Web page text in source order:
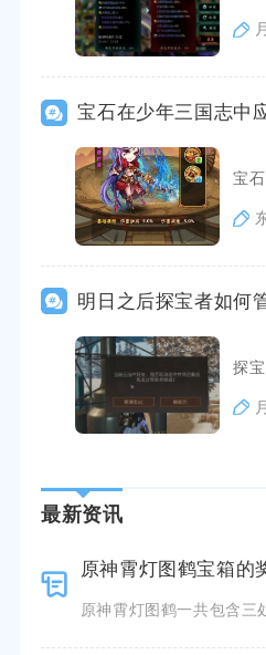
宝石在少年三国志中
宝
明日之后探宝者如何
探
最新资讯
原神霄灯图鹤宝箱的